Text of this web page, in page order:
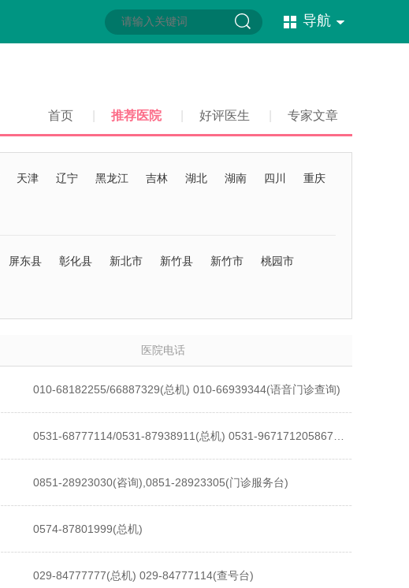
导航
首页 推荐医院 好评医生 专家文章
天津 辽宁 黑龙江 吉林 湖北 湖南 四川 重庆
屏东县 彰化县 新北市 新竹县 新竹市 桃园市
医院电话
010-68182255/66887329(总机) 010-66939344(语音门诊查询)
0851-28923030(咨询),0851-28923305(门诊服务台)
0574-87801999(总机)
029-84777777(总机) 029-84777114(查号台)